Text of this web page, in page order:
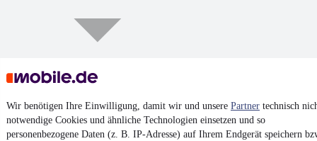
Wir benötigen Ihre Einwilligung, damit wir und unsere Partner technisch
notwendige Cookies und ähnliche Technologien einsetzen und so
personenbezogene Daten (z. B. IP-Adresse) auf Ihrem Endgerät speichern